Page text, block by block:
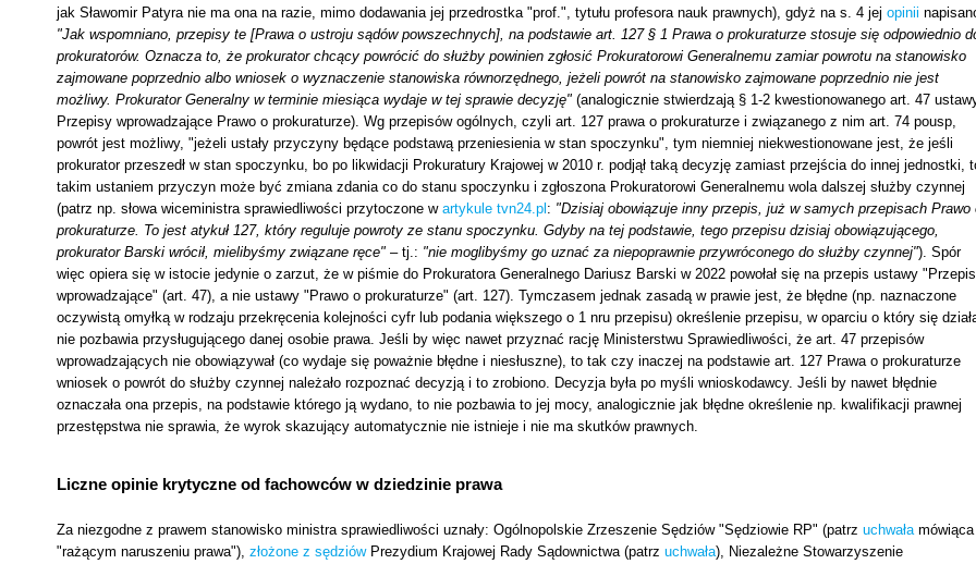
jak Sławomir Patyra nie ma ona na razie, mimo dodawania jej przedrostka "prof.", tytułu profesora nauk prawnych), gdyż na s. 4 jej opinii
"Jak wspomniano, przepisy te [Prawa o ustroju sądów powszechnych], na podstawie art. 127 § 1 Prawa o prokuraturze stosuje się odpowiednio
prokuratorów. Oznacza to, że prokurator chcący powrócić do służby powinien zgłosić Prokuratorowi Generalnemu zamiar powrotu na stanowisko
zajmowane poprzednio albo wniosek o wyznaczenie stanowiska równorzędnego, jeżeli powrót na stanowisko zajmowane poprzednio nie jest
możliwy. Prokurator Generalny w terminie miesiąca wydaje w tej sprawie decyzję" (analogicznie stwierdzają § 1-2 kwestionowanego art. 47
Przepisy wprowadzające Prawo o prokuraturze). Wg przepisów ogólnych, czyli art. 127 prawa o prokuraturze i związanego z nim art. 74 pousp,
powrót jest możliwy, "jeżeli ustały przyczyny będące podstawą przeniesienia w stan spoczynku", tym niemniej niekwestionowane jest, że jeśli
prokurator przeszedł w stan spoczynku, bo po likwidacji Prokuratury Krajowej w 2010 r. podjął taką decyzję zamiast przejścia do innej jednostki,
takim ustaniem przyczyn może być zmiana zdania co do stanu spoczynku i zgłoszona Prokuratorowi Generalnemu wola dalszej służby czynnej
(patrz np. słowa wiceministra sprawiedliwości przytoczone w artykule tvn24.pl : "Dzisiaj obowiązuje inny przepis, już w samych przepisach Prawo
prokuraturze. To jest atykuł 127, który reguluje powroty ze stanu spoczynku. Gdyby na tej podstawie, tego przepisu dzisiaj obowiązującego,
prokurator Barski wrócił, mielibyśmy związane ręce" – tj.: "nie moglibyśmy go uznać za niepoprawnie przywróconego do służby czynnej"). Spór
więc opiera się w istocie jedynie o zarzut, że w piśmie do Prokuratora Generalnego Dariusz Barski w 2022 powołał się na przepis ustawy
wprowadzające" (art. 47), a nie ustawy "Prawo o prokuraturze" (art. 127). Tymczasem jednak zasadą w prawie jest, że błędne (np. naznaczone
oczywistą omyłką w rodzaju przekręcenia kolejności cyfr lub podania większego o 1 nru przepisu) określenie przepisu, w oparciu o który się
nie pozbawia przysługującego danej osobie prawa. Jeśli by więc nawet przyznać rację Ministerstwu Sprawiedliwości, że art. 47 przepisów
wprowadzających nie obowiązywał (co wydaje się poważnie błędne i niesłuszne), to tak czy inaczej na podstawie art. 127 Prawa o prokuraturze
wniosek o powrót do służby czynnej należało rozpoznać decyzją i to zrobiono. Decyzja była po myśli wnioskodawcy. Jeśli by nawet błędnie
oznaczała ona przepis, na podstawie którego ją wydano, to nie pozbawia to jej mocy, analogicznie jak błędne określenie np. kwalifikacji prawnej
przestępstwa nie sprawia, że wyrok skazujący automatycznie nie istnieje i nie ma skutków prawnych.
Liczne opinie krytyczne od fachowców w dziedzinie prawa
Za niezgodne z prawem stanowisko ministra sprawiedliwości uznały: Ogólnopolskie Zrzeszenie Sędziów "Sędziowie RP" (patrz uchwałamówiąca
"rażącym naruszeniu prawa"), złożone z sędziówPrezydium Krajowej Rady Sądownictwa (patrz uchwała), Niezależne Stowarzyszenie